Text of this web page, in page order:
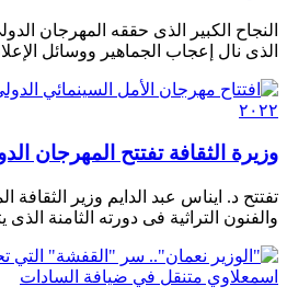
النجاح الكبير الذى حققه المهرجان
الذى نال إعجاب الجماهير ووسائل
وزيرة الثقافة تفتتح المهرجان
تفتتح د. ايناس عبد الدايم وزير الثقافة
والفنون التراثية فى دورته الثامنة الذى